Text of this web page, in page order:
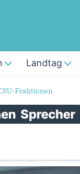
Landtag
Fraktionen
Sprecher